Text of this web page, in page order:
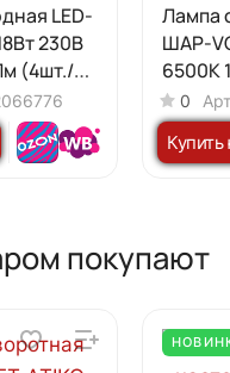
LED-
230В
(4шт./
Лампа
ШАР-
6500K
0
покупают